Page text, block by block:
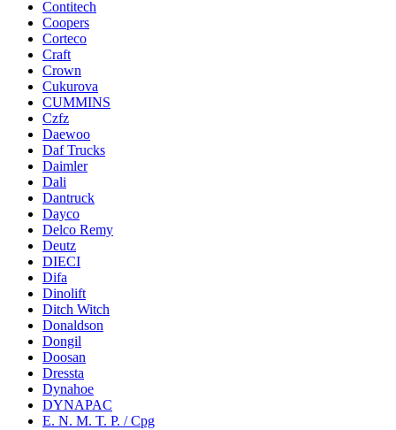
Contitech
Coopers
Corteco
Craft
Crown
Cukurova
CUMMINS
Czfz
Daewoo
Daf Trucks
Daimler
Dali
Dantruck
Dayco
Delco Remy
Deutz
DIECI
Difa
Dinolift
Ditch Witch
Donaldson
Dongil
Doosan
Dressta
Dynahoe
DYNAPAC
E. N. M. T. P. / Cpg